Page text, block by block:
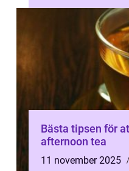
Bästa tipsen för
afternoon tea
11 november 2025